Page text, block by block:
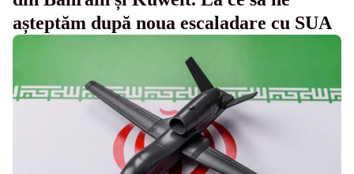
așteptăm după noua escaladare cu SUA